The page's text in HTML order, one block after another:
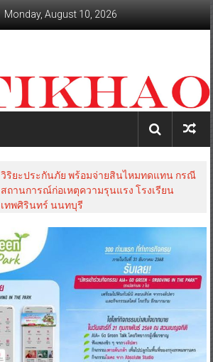
Monday, August 10, 2026
วิริยะประกันภัย พร้อมจ่ายสินไหมทดแทน กรณี
สถานการณ์ก่อเหตุความรุนแรง โรงเรียน
เทพศิรินทร์ นนทบุรี